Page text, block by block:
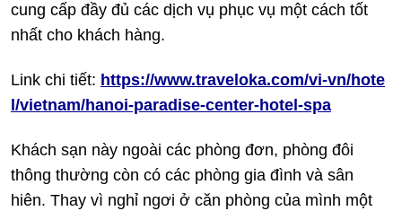
cung cấp đầy đủ các dịch vụ phục vụ một cách tốt
nhất cho khách hàng.
Link chi tiết: https://www.traveloka.com/vi-vn/hote
l/vietnam/hanoi-paradise-center-hotel-spa
Khách sạn này ngoài các phòng đơn, phòng đôi
thông thường còn có các phòng gia đình và sân
hiên. Thay vì nghỉ ngơi ở căn phòng của mình một